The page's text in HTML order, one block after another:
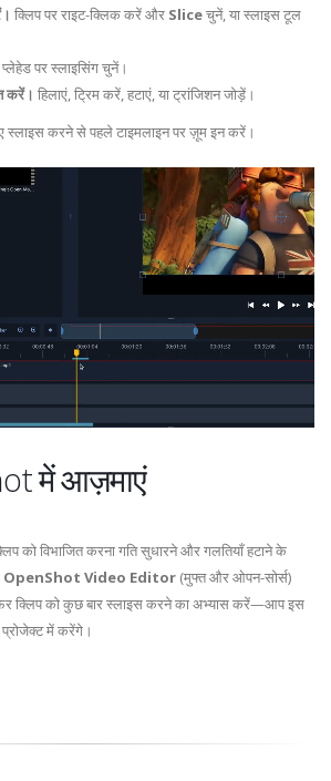
क्लिप पर राइट-क्लिक करें और Sliceचुनें, या स्लाइस टूल
प्लेहेड पर स्लाइसिंग चुनें।
करें। हिलाएं, ट्रिम करें, हटाएं, या ट्रांजिशन जोड़ें।
करने से पहले टाइमलाइन पर ज़ूम इन करें।
में आज़माएं
को विभाजित करना गति सुधारने और गलतियाँ हटाने के
OpenShot Video Editor (मुफ्त और ओपन-सोर्स)
क्लिप को कुछ बार स्लाइस करने का अभ्यास करें—आप इस
में करेंगे।